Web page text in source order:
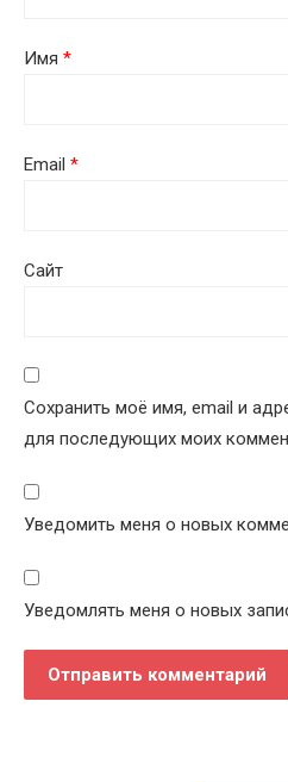
Имя *
Email *
Сайт
Сохранить моё имя, email и
для последующих моих
Уведомить меня о новых
Уведомлять меня о новых